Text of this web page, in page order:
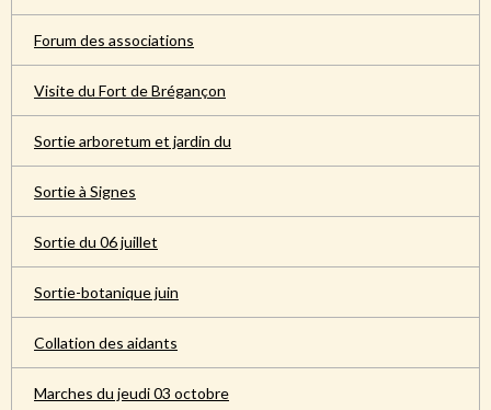
Forum des associations
Visite du Fort de Brégançon
Sortie arboretum et jardin du
Sortie à Signes
Sortie du 06 juillet
Sortie-botanique juin
Collation des aidants
Marches du jeudi 03 octobre